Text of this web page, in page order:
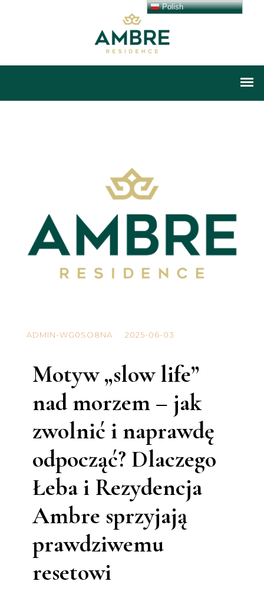
ADMIN-WG0SO8NA 2025-06-03
Motyw „slow life”
nad morzem – jak
zwolnić i naprawdę
odpocząć? Dlaczego
Łeba i Rezydencja
Ambre sprzyjają
prawdziwemu
resetowi
Polish